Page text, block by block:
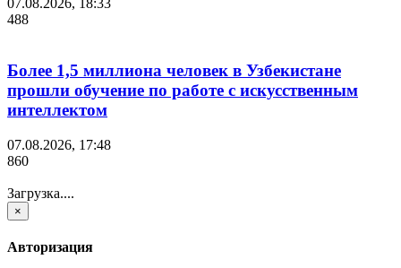
07.08.2026, 18:33
488
Более 1,5 миллиона человек в Узбекистане
прошли обучение по работе с искусственным
интеллектом
07.08.2026, 17:48
860
Загрузка....
×
Авторизация